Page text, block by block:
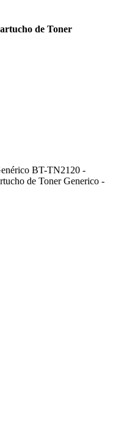
de Toner
BT-TN2120 -
de Toner Generico -